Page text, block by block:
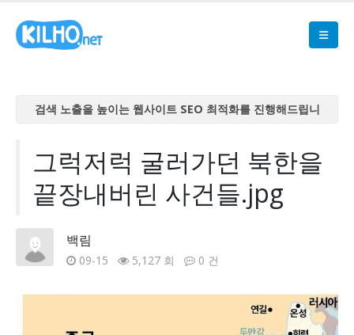
검색 노출을 높이는 웹사이트 SEO 최적화를 진행해드립니
검색 노출을 높이는 웹사이트 SEO 최적화를 진행해드립니
다
검색 노출을 높이는 웹사이트 SEO 최적화를 진행해드립니
검색 노출을 높이는 웹사이트 SEO 최적화를 진행해드립니
다
다
그럭저럭 굴러가던 북한을
끝장내버린 사건들.jpg
백림
09-15 5,127 회 0 건